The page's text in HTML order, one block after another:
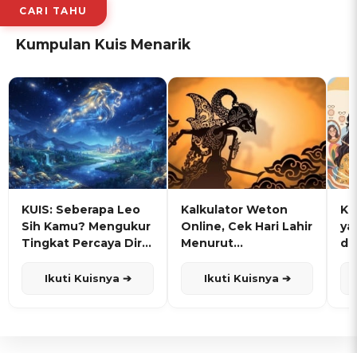
CARI TAHU
Kumpulan Kuis Menarik
KUIS: Seberapa Leo
Sih Kamu? Mengukur
Tingkat Percaya Diri
Ikuti Kuisnya ➔
Kalkulator Weton
Online, Cek Hari Lahir
Menurut
Ikuti Kuisnya ➔